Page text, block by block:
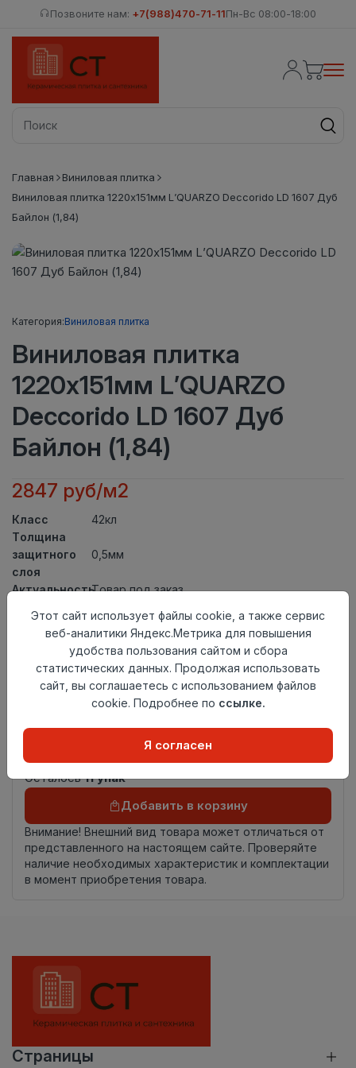
Позвоните нам: +7(988)470-71-11Пн-Вс 08:00-18:00
Главная
Виниловая плитка
Виниловая плитка 1220х151мм L’QUARZO Deccorido LD 1607 Дуб
Байлон (1,84)
Категория:Виниловая плитка
Виниловая плитка
1220х151мм L’QUARZO
Deccorido LD 1607 Дуб
Байлон (1,84)
2847 руб/м2
Класс
42кл
Толщина
защитного
слоя
0,5мм
АктуальностьТовар под заказ
Размер
доски
1220х151мм
Теплый пол
до +27 градусов
Способ
укладки
Замковый метод
4V
Страна
Осталось11 упак
Добавить в корзину
Внимание! Внешний вид товара может отличаться от
представленного на настоящем сайте. Проверяйте
наличие необходимых характеристик и комплектации
в момент приобретения товара.
Страницы
Этот сайт использует файлы cookie, а также сервис
веб-аналитики Яндекс.Метрика для повышения
удобства пользования сайтом и сбора
статистических данных. Продолжая использовать
сайт, вы соглашаетесь с использованием файлов
cookie. Подробнее по ссылке.
Я согласен